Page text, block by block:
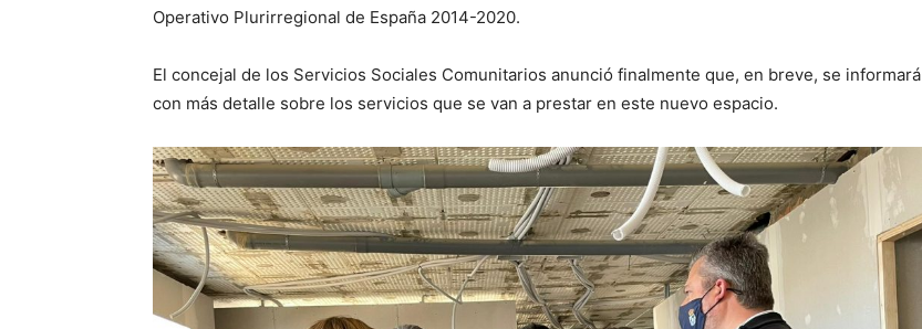
Operativo Plurirregional de España 2014-2020.
El concejal de los Servicios Sociales Comunitarios anunció finalmente que, en breve, se informará
con más detalle sobre los servicios que se van a prestar en este nuevo espacio.